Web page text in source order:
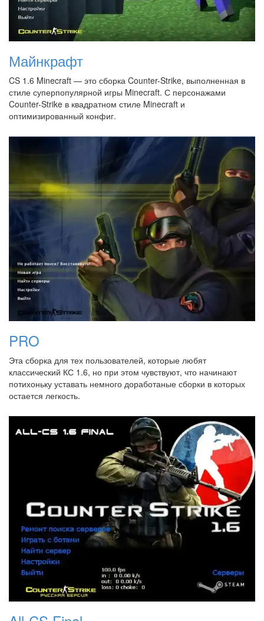
Майнкрафт
CS 1.6 Minecraft — это сборка Counter-Strike, выполненная в
стиле суперпопулярной игры Minecraft. С персонажами
Counter-Strike в квадратном стиле Minecraft и
оптимизированный конфиг.
PRO
Эта сборка для тех пользователей, которые любят
классический КС 1.6, но при этом чувствуют, что начинают
потихоньку уставать немного доработаные сборки в которых
остается легкость.